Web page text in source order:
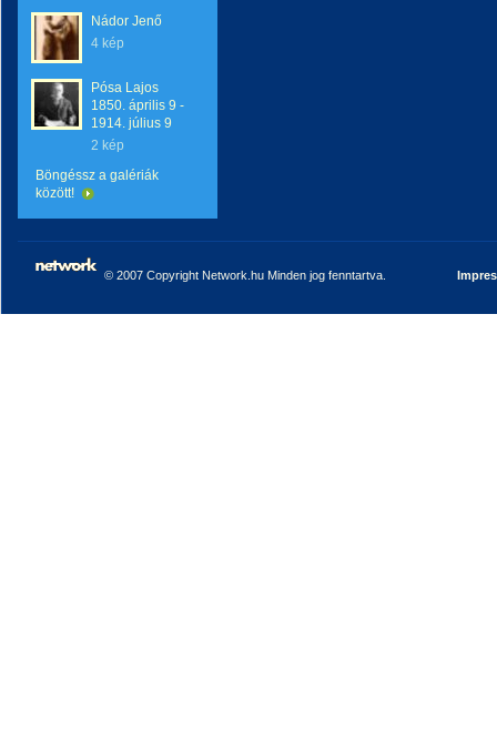
Nádor Jenő
4 kép
Pósa Lajos
1850. április 9 -
1914. július 9
2 kép
Böngéssz a galériák
között!
© 2007 Copyright Network.hu Minden jog fenntartva.